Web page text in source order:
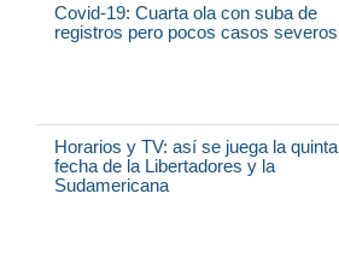
Covid-19: Cuarta ola con suba de
registros pero pocos casos severos
Horarios y TV: así se juega la quinta
fecha de la Libertadores y la
Sudamericana